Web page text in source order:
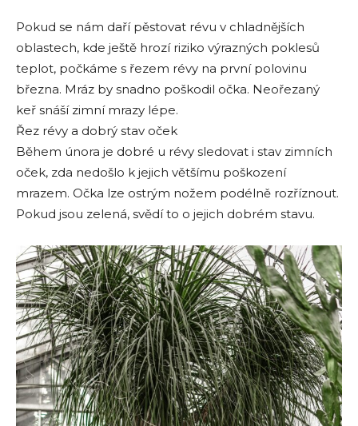
Pokud se nám daří pěstovat révu v chladnějších
oblastech, kde ještě hrozí riziko výrazných poklesů
teplot, počkáme s řezem révy na první polovinu
března. Mráz by snadno poškodil očka. Neořezaný
keř snáší zimní mrazy lépe.
Řez révy a dobrý stav oček
Během února je dobré u révy sledovat i stav zimních
oček, zda nedošlo k jejich většímu poškození
mrazem. Očka lze ostrým nožem podélně rozříznout.
Pokud jsou zelená, svědí to o jejich dobrém stavu.